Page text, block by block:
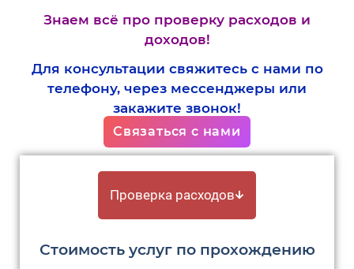
Знаем всё про проверку расходов и
доходов!
Для консультации свяжитесь с нами по
телефону, через мессенджеры или
закажите звонок!
Связаться с нами
Проверка расходов
Стоимость услуг по прохождению